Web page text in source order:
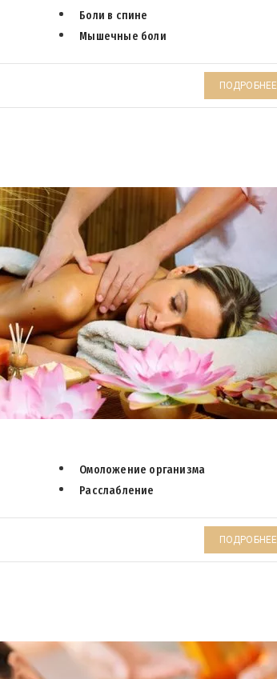
Боли в спине
Мышечные боли
ПОДРОБНЕЕ
Омоложение организма
Расслабление
ПОДРОБНЕЕ